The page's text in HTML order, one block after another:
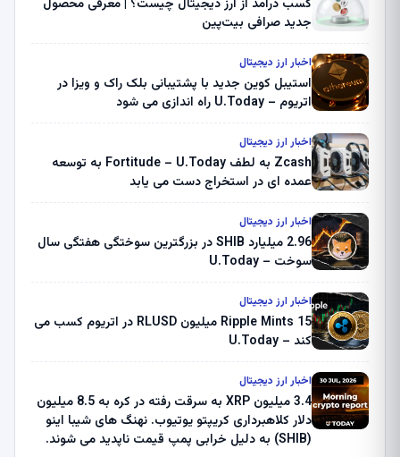
کسب درآمد از ارز دیجیتال چیست؟ | معرفی محصول
جدید صرافی بیت‌پین
اخبار ارز دیجیتال
استیبل کوین جدید با پشتیبانی بلک راک و ویزا در
اتریوم – U.Today راه اندازی می شود
اخبار ارز دیجیتال
Zcash به لطف Fortitude – U.Today به توسعه
عمده ای در استخراج دست می یابد
اخبار ارز دیجیتال
2.96 میلیارد SHIB در بزرگترین سوختگی هفتگی سال
سوخت – U.Today
اخبار ارز دیجیتال
Ripple Mints 15 میلیون RLUSD در اتریوم کسب می
کند – U.Today
اخبار ارز دیجیتال
3.4 میلیون XRP به سرقت رفته در کره به 8.5 میلیون
دلار کلاهبرداری کریپتو یوتیوب. نهنگ های شیبا اینو
(SHIB) به دلیل خرابی پمپ قیمت ناپدید می شوند.